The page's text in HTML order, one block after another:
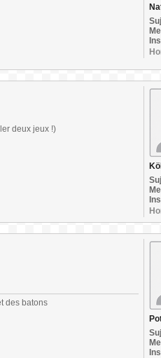
deux jeux !)
des batons